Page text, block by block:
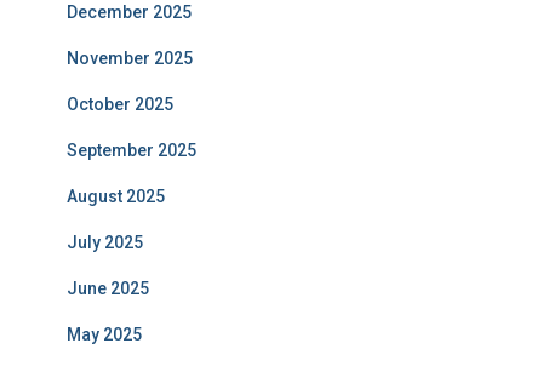
December 2025
November 2025
October 2025
September 2025
August 2025
July 2025
June 2025
May 2025